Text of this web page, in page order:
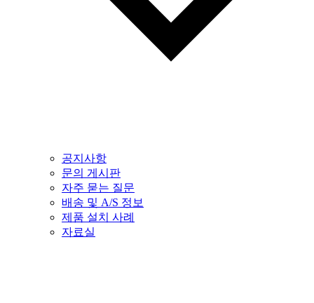
공지사항
문의 게시판
자주 묻는 질문
배송 및 A/S 정보
제품 설치 사례
자료실